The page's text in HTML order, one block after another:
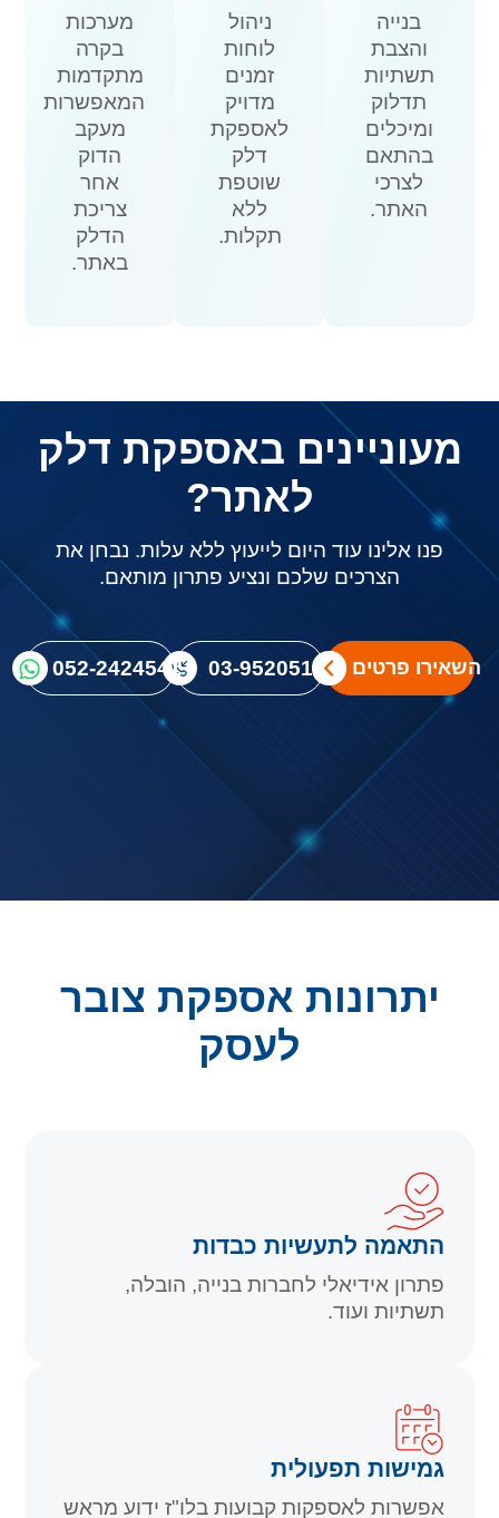
בנייה
והצבת
תשתיות
תדלוק
ומיכלים
בהתאם
לצרכי
האתר.
ניהול
לוחות
זמנים
מדויק
לאספקת
דלק
שוטפת
ללא
תקלות.
מערכות
בקרה
מתקדמות
המאפשרות
מעקב
הדוק
אחר
צריכת
הדלק
באתר.
מעוניינים באספקת דלק
לאתר?
פנו אלינו עוד היום לייעוץ ללא עלות. נבחן את
הצרכים שלכם ונציע פתרון מותאם.
השאירו פרטים 03-9520512
052-2424541
יתרונות אספקת צובר
לעסק
התאמה לתעשיות כבדות
פתרון אידיאלי לחברות בנייה, הובלה,
תשתיות ועוד.
גמישות תפעולית
אפשרות לאספקות קבועות בלו"ז ידוע מראש